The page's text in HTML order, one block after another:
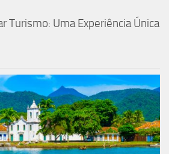
Turismo: Uma Experiência Única